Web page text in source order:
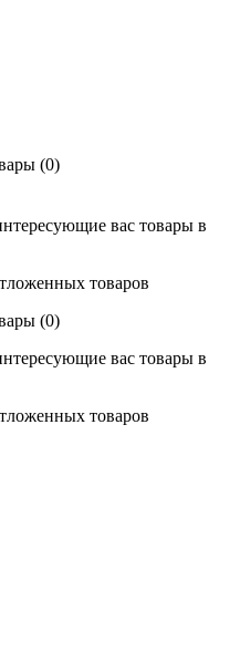
(0)
вас товары в
товаров
(0)
вас товары в
товаров